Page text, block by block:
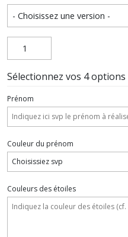
Sélectionnez vos 4 options
Prénom
Couleur du prénom
Couleurs des étoiles